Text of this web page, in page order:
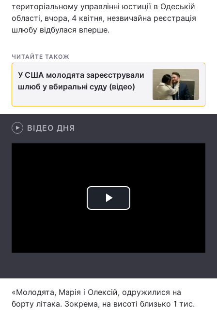
Україна Політика
Економіка
Техно і зв'язок Лайт
Здоров'я Туризм
Статті
Архів Вакансії
Послуги
територіальному управлінні юстиції в Одеській
області, вчора, 4 квітня, незвичайна реєстрація
шлюбу відбулася вперше.
ЧИТАЙТЕ ТАКОЖ
У США молодята зареєстрували
шлюб у вбиральні суду (відео)
ВІДЕО ДНЯ
Play
«Молодята, Марія і Олексій, одружилися на
борту літака. Зокрема, на висоті близько 1 тис.